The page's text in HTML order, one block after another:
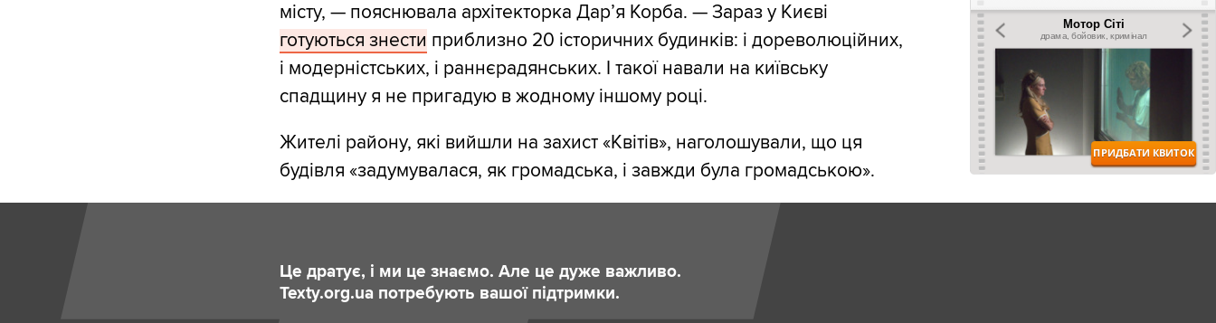
місту, — пояснювала архітекторка Дар’я Корба. — Зараз у Києві
готуються знести приблизно 20 історичних будинків: і дореволюційних,
і модерністських, і раннєрадянських. І такої навали на київську
спадщину я не пригадую в жодному іншому році.
Жителі району, які вийшли на захист «Квітів», наголошували, що ця
будівля «задумувалася, як громадська, і завжди була громадською».
Це дратує, і ми це знаємо. Але це дуже важливо.
Texty.org.ua потребують вашої підтримки.